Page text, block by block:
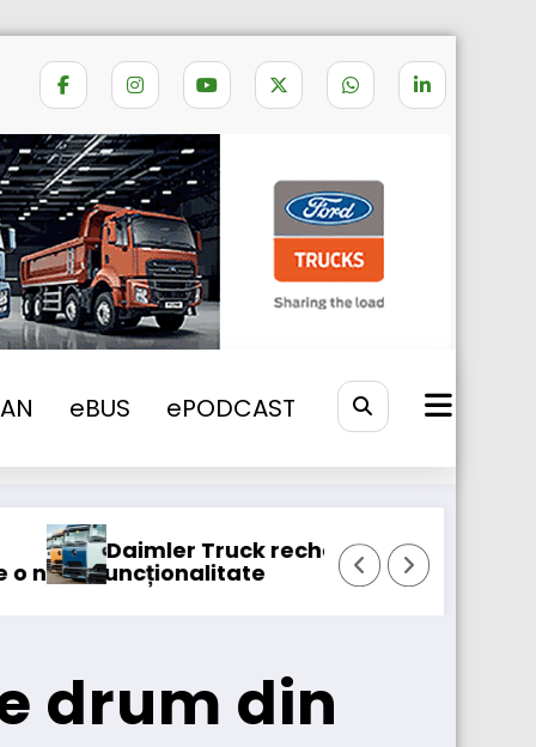
eBUS ePODCAST
la plata taxei de drum din Ungaria
în service peste 131.000 de camioane
DKV Mobility
drum din